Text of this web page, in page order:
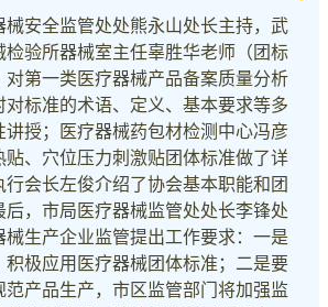
械安全监管处处熊永山处长主持，武
检验所器械室主任辜胜华老师（团标
对第一类医疗器械产品备案质量分析
对标准的术语、定义、基本要求等多
讲授；医疗器械药包材检测中心冯彦
贴、穴位压力刺激贴团体标准做了详
会长左俊介绍了协会基本职能和团
后，市局医疗器械监管处处长李锋处
械生产企业监管提出工作要求：一是
积极应用医疗器械团体标准；二是要
范产品生产，市区监管部门将加强监